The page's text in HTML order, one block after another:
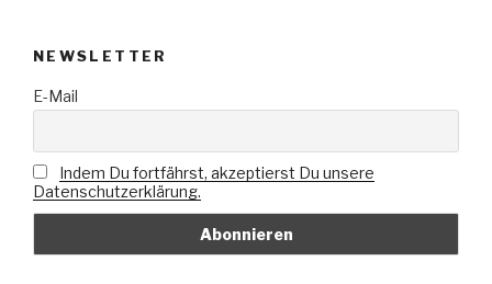
NEWSLETTER
E-Mail
Indem Du fortfährst, akzeptierst Du unsere
Datenschutzerklärung.